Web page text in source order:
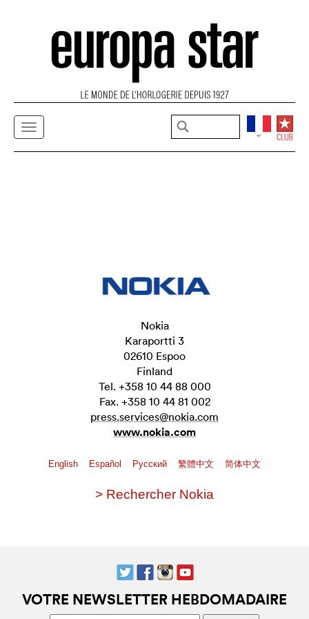
Nokia
Karaportti 3
02610 Espoo
Finland
Tel. +358 10 44 88 000
Fax. +358 10 44 81 002
press.services@nokia.com
www.nokia.com
English Español Pусский 繁體中文 简体中文
> Rechercher Nokia
VOTRE NEWSLETTER HEBDOMADAIRE